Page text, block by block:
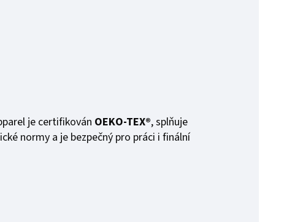
je certifikován OEKO-TEX®, splňuje
normy a je bezpečný pro práci i finální